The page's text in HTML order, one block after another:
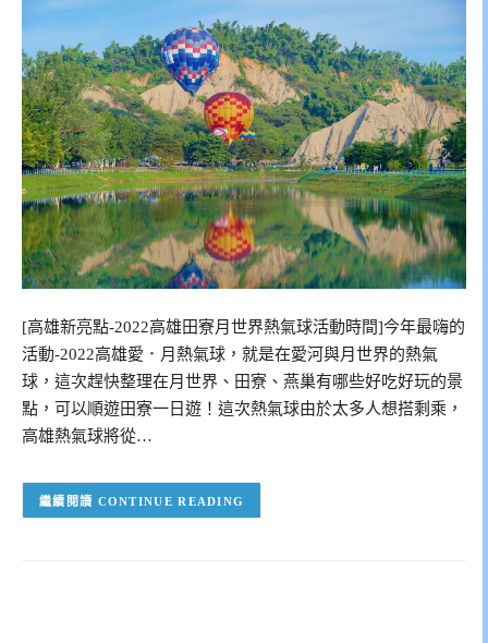
[高雄新亮點-2022高雄田寮月世界熱氣球活動時間]今年最嗨的
活動-2022高雄愛．月熱氣球，就是在愛河與月世界的熱氣
球，這次趕快整理在月世界、田寮、燕巢有哪些好吃好玩的景
點，可以順遊田寮一日遊！這次熱氣球由於太多人想搭剩乘，
高雄熱氣球將從…
CONTINUE READING